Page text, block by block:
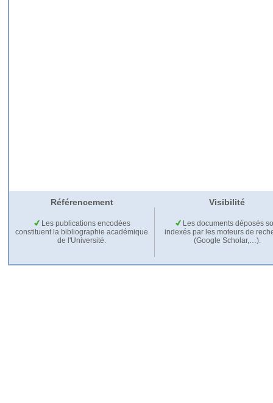
Référencement Visibilité
Les publications encodées
constituent la bibliographie académique
de l'Université.
Les documents déposés
indexés par les moteurs de
(Google Scholar,…).